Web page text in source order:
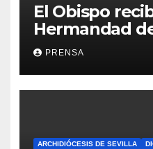
El Obispo
Hermandad
PRENSA
ARCHIDIÓCESIS DE SEVILLA